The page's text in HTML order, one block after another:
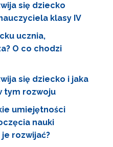
się dziecko
klasy IV
ucznia,
O co chodzi
się dziecko i jaka
tym rozwoju
umiejętności
nauki
rozwijać?